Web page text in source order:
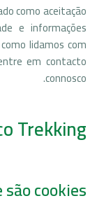
como aceitação
e informações
lidamos com
em contacto
connosco.
Trekking
cookies?